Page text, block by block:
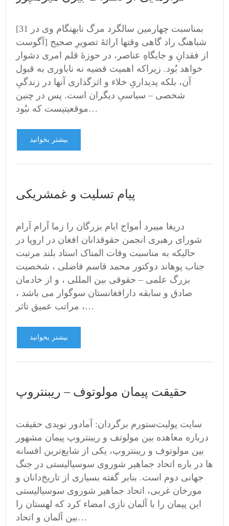
[بمناسبت چهارمین سالگرد مرگ نابهنگام وی در 31
آگوست] شباهنگ راد گاهی وقتها ارائۀ تصویرِ صحیح
از فقدانِ و جایگاهِ عناصر، در حوزۀ قلم امری دشوار
خواهد بُود. زیراکه اهمیت قضیه نه ناباوری به قبول
آن، بلکه پدیداریِ خلاء و اثرگذاری آنها در زندگیِ
شخصی – سیاسیِ دیگران است. پس در چنین
موقعیتیست که نبُود…
بیشتر بخوانید
پیام تسلیت و غمشریکی
دریغا میبرد أمواج ایام بزرگان را زما آرام آرام
شورای رهبرى انجمن حقوقدانان افغان در اروپا در
حالیکه به مناسبت وفات المناک استاد بلند مرتبت
جناب پوهاند دوکتور محمد قاسم فاضلى ، شخصيت
بزرگ علمى – حقوقى بين المللى ، و از خادمان
صادق و سابقه دارافغانستان سوگوار می باشد ،
مراتب عمیق تاثر ،…
بیشتر بخوانید
حقیقت پیمان مولوتوف – ریبنتروپ
سایت پولیت‌ستورم برگردان: آمادور نویدی حقیقت
درباره معاهده بین مولوتف و ریبنتروپ پیمان مشهور
بین مولوتوف و ریبنتروپ، یکی از شایع‌ترین افسانه
ها در باره اتحاد جماهیر شوروی سوسیالیستی در جنگ
جهانی دوم است. بنابر گفته بسیاری از تاریخ‌دانان و
مورخان غربی، اتحاد جماهیر شوروی سوسیالیستی
این پیمان را با آلمان نازی امضاء کرد که لهستان را
بین آلمان و اتحاد…